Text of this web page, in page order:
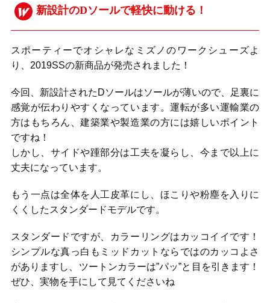
新設計のDソールで軽快に動ける！
スポーティーでオシャレなミズノのワークシューズよ
り、2019SSの新商品が発売されました！
今回、新設計されたDソールはソールが薄いので、足裏に
感覚が伝わりやすくなっています。運転が多い運輸業の
方はもちろん、建築業や製造業の方には嬉しいポイント
ですね！
しかし、サイドや踵部分は工夫を凝らし、今まで以上に
丈夫になっています。
もう一点は全体を人工皮革にし、ほこりや粉塵を入りに
くくしたスタンダードモデルです。
スタンダードですが、カラーリングはカッコイイです！
シンプルな真っ白もミッドカットならではのカッコよさ
がありますし、ツートンカラーは”パッ”と目を引きます！
ぜひ、実物を手にして見てくださいね